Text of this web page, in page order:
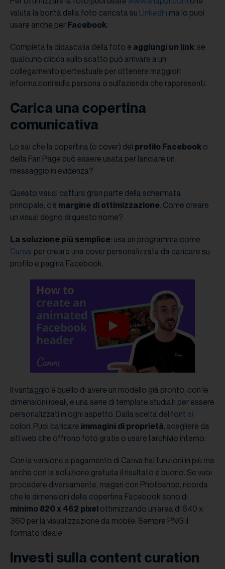
valuta la bontà della foto caricata su LinkedIn ma lo puoi
usare anche per Facebook.
Completa la didascalia della foto e aggiungi un link: se
qualcuno clicca sullo scatto può arrivare a un
collegamento ipertestuale per ottenere maggiori
informazioni sulla persona o sull’azienda che rappresenti.
Carica una copertina
comunicativa
Lo sai che la copertina (o cover) del profilo Facebook o
della Fan Page può essere usata per lanciare un
messaggio in evidenza?
Questo visual cattura gran parte della schermata
principale, c’è margine di ottimizzazione. Come creare
un visual degno di questo nome?
La soluzione più semplice: usa un programma come
Canva per creare una cover personalizzata da caricare su
profilo e pagina Facebook.
Il vantaggio è quello di avere un modello già pronto, con le
dimensioni ideali, e una serie di template studiati per essere
personalizzati in ogni aspetto. Dalla scelta del font ai
colori. Puoi caricare immagini di proprietà, scegliere da
siti web che offrono foto gratis o usare l’archivio interno.
Con la versione a pagamento di Canva hai funzioni in più ma
anche con la soluzione gratuita il risultato è buono. Se vuoi
procedere diversamente, magari con Photoshop, ricorda
che le dimensioni della copertina Facebook sono di
minimo 820 x 462 pixel ottimizzando un’area di 640 x
360 per la visualizzazione da mobile. Sempre PNG il
formato ideale.
Investi sulla content curation